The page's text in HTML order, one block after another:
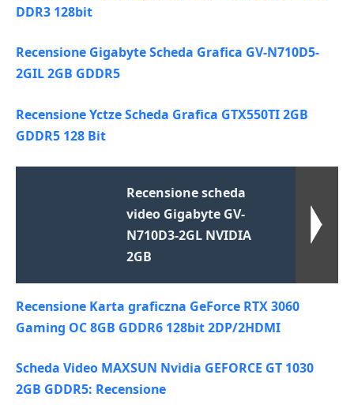
DDR3 128bit
Recensione Gigabyte Scheda Grafica GV-N710D5-
2GIL 2GB GDDR5
Recensione Yctze Scheda Grafica GTX550TI 2GB
GDDR5 128 Bit
Recensione scheda
video Gigabyte GV-
N710D3-2GL NVIDIA
2GB
Recensione Karta graficzna GeForce RTX 3060
Gaming OC 8GB GDDR6 128bit 2DP/2HDMI
Scheda Video MAXSUN Nvidia GEFORCE GT 1030
2GB GDDR5: Recensione